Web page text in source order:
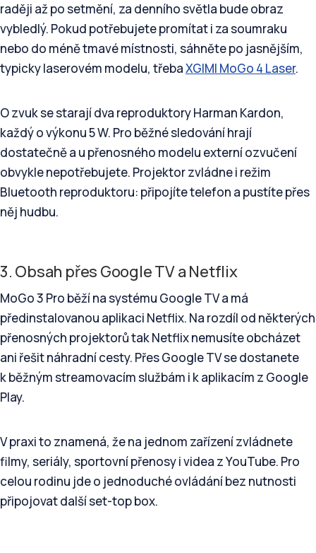
raději až po setmění, za denního světla bude obraz
vybledlý. Pokud potřebujete promítat i za soumraku
nebo do méně tmavé místnosti, sáhněte po jasnějším,
typicky laserovém modelu, třebaXGIMI MoGo 4 Laser.
O zvuk se starají dva reproduktory Harman Kardon,
každý o výkonu 5 W. Pro běžné sledování hrají
dostatečně a u přenosného modelu externí ozvučení
obvykle nepotřebujete. Projektor zvládne i režim
Bluetooth reproduktoru: připojíte telefon a pustíte přes
něj hudbu.
3. Obsah přes Google TV a Netflix
MoGo 3 Pro běží na systému Google TV a má
předinstalovanou aplikaci Netflix. Na rozdíl od některých
přenosných projektorů tak Netflix nemusíte obcházet
ani řešit náhradní cesty. Přes Google TV se dostanete
k běžným streamovacím službám i k aplikacím z Google
Play.
V praxi to znamená, že na jednom zařízení zvládnete
filmy, seriály, sportovní přenosy i videa z YouTube. Pro
celou rodinu jde o jednoduché ovládání bez nutnosti
připojovat další set-top box.